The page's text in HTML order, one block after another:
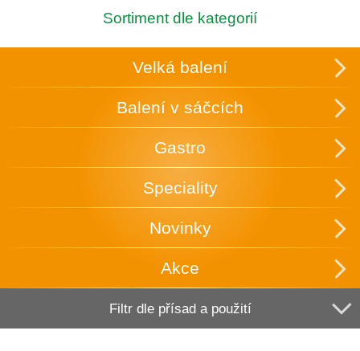
v obchodě.
Uchovávejte v suchu a temnu.
Sortiment dle kategorií
Velká balení
Balení v sáčcích
Gastro
Speciality
Novinky
Akce
Filtr dle přísad a použití